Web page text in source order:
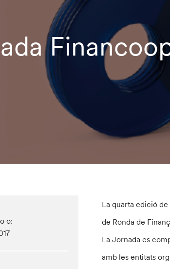
o:
La quarta edició
de Ronda de
La Jornada es
amb les entitats